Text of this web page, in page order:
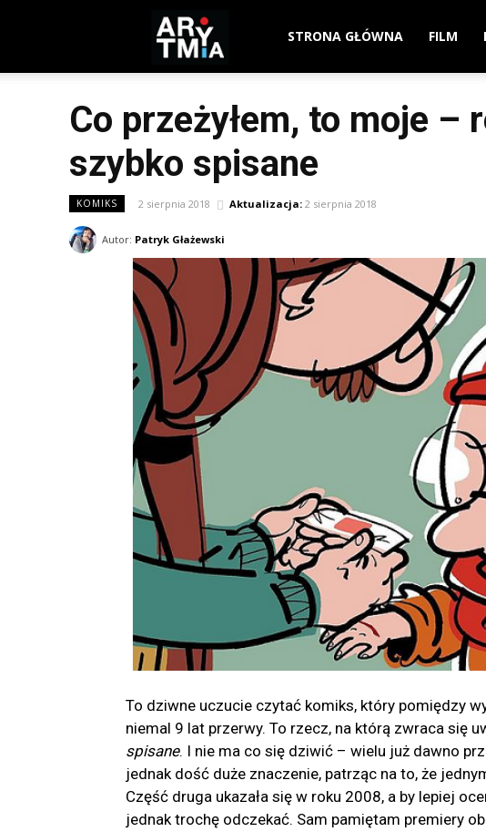
arytmia.eu
STRONA GŁÓWNA FILM
Co przeżyłem, to moje –
szybko spisane
KOMIKS 2 sierpnia 2018 Aktualizacja: 2 sierpnia 2018
Autor: Patryk Głażewski
To dziwne uczucie czytać komiks, który pomiędzy
niemal 9 lat przerwy. To rzecz, na którą zwraca się
spisane. I nie ma co się dziwić – wielu już dawno
jednak dość duże znaczenie, patrząc na to, że
Część druga ukazała się w roku 2008, a by lepiej
jednak trochę odczekać. Sam pamiętam premiery